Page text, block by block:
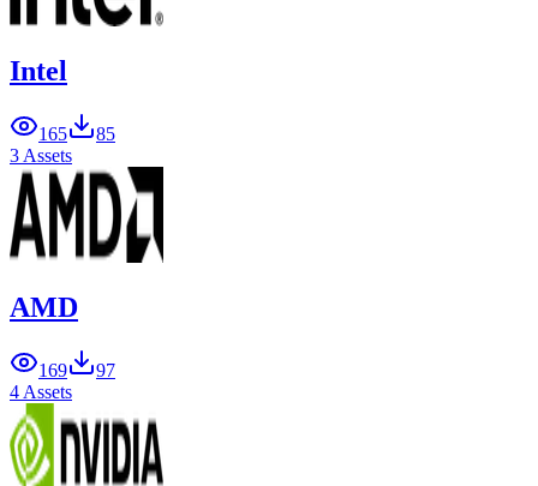
Intel
165
85
3 Assets
AMD
169
97
4 Assets